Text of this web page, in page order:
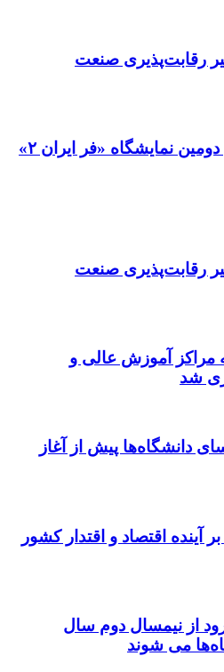
رقابت‌پذیری صنعت
تمدید مهلت ثبت‌نام دومین نمایشگاه «فر ایران ۲»
رقابت‌پذیری صنعت
آموزش عالی و
شد
دانشگاه‌ها پیش از آغاز
آینده اقتصاد و اقتدار کشور
از نیمسال دوم سال
می شوند